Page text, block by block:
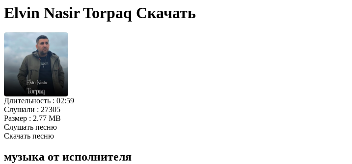
Elvin Nasir Torpaq Скачать
Длительность : 02:59
Слушали : 27305
Размер : 2.77 MB
Слушать песню
Скачать песню
музыка от исполнителя